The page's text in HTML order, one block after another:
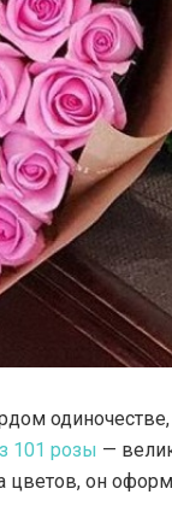
101 розы —
цветов, он